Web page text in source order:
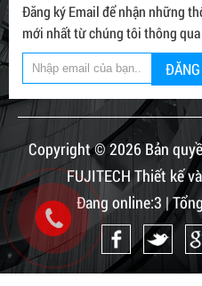
Đăng ký Email để nhận những
mới nhất từ chúng tôi thông qua
Copyright © 2026 Bản
FUJITECH Thiết kế
Đang online:3 |